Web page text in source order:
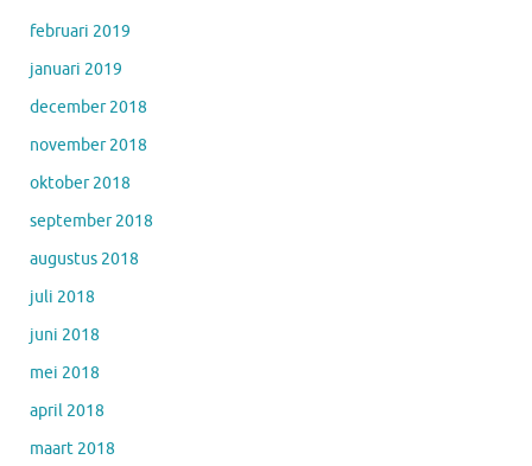
februari 2019
januari 2019
december 2018
november 2018
oktober 2018
september 2018
augustus 2018
juli 2018
juni 2018
mei 2018
april 2018
maart 2018